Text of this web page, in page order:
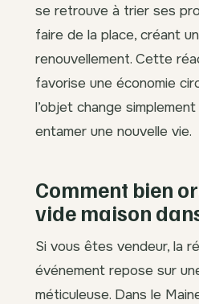
se retrouve à trier ses
faire de la place, créant
renouvellement. Cette
favorise une économie
l’objet change
entamer une nouvelle vie.
Comment bien
vide maison
Si vous êtes vendeur, la
événement repose sur
méticuleuse. Dans le